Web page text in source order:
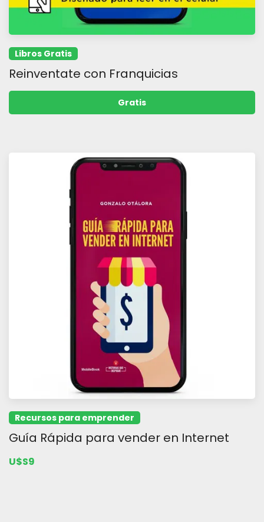
Libros Gratis
Reinventate con Franquicias
Gratis
Recursos para emprender
Guía Rápida para vender en Internet
U$S9